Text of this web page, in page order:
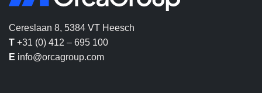
Cereslaan 8, 5384 VT Heesch
T +31 (0) 412 – 695 100
E info@orcagroup.com